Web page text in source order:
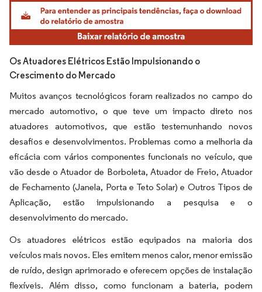
Os Atuadores Elétricos Estão Impulsionando o
Crescimento do Mercado
Muitos avanços tecnológicos foram realizados no campo do
mercado automotivo, o que teve um impacto direto nos
atuadores automotivos, que estão testemunhando novos
desafios e desenvolvimentos. Problemas como a melhoria da
eficácia com vários componentes funcionais no veículo, que
vão desde o Atuador de Borboleta, Atuador de Freio, Atuador
de Fechamento (Janela, Porta e Teto Solar) e Outros Tipos de
Aplicação, estão impulsionando a pesquisa e o
desenvolvimento do mercado.
Os atuadores elétricos estão equipados na maioria dos
veículos mais novos. Eles emitem menos calor, menor emissão
de ruído, design aprimorado e oferecem opções de instalação
flexíveis. Além disso, como funcionam a bateria, podem